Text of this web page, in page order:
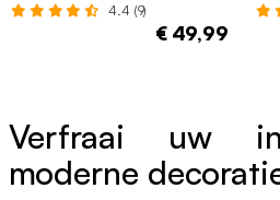
4.4 (9)
€ 49,99
Verfraai uw
moderne